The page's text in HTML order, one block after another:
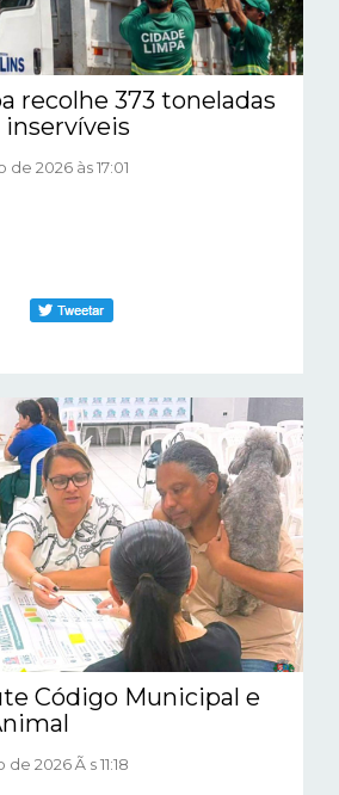
recolhe 373 toneladas
2026 às 17:01
Código Municipal e
2026 Ã s 11:18